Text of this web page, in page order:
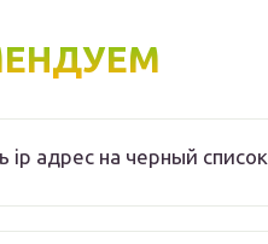
ip адрес на черный список